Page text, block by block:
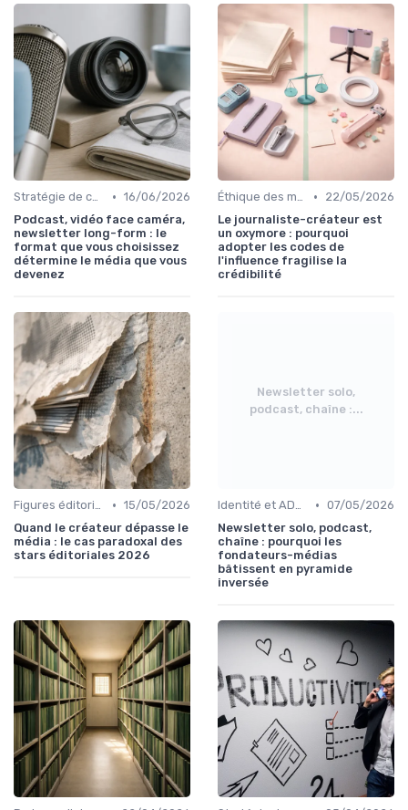
Stratégie de contenu • 16/06/2026
Podcast, vidéo face caméra,
newsletter long-form : le
format que vous choisissez
détermine le média que vous
devenez
Éthique des médias •
22/05/2026
Le journaliste-créateur est
un oxymore : pourquoi
adopter les codes de
l'influence fragilise la
crédibilité
Figures éditoriales • 15/05/2026
Quand le créateur dépasse le
média : le cas paradoxal des
stars éditoriales 2026
Newsletter solo,
podcast, chaîne :...
Identité et ADN de marque • 07/05/2026
Newsletter solo, podcast,
chaîne : pourquoi les
fondateurs-médias
bâtissent en pyramide
inversée